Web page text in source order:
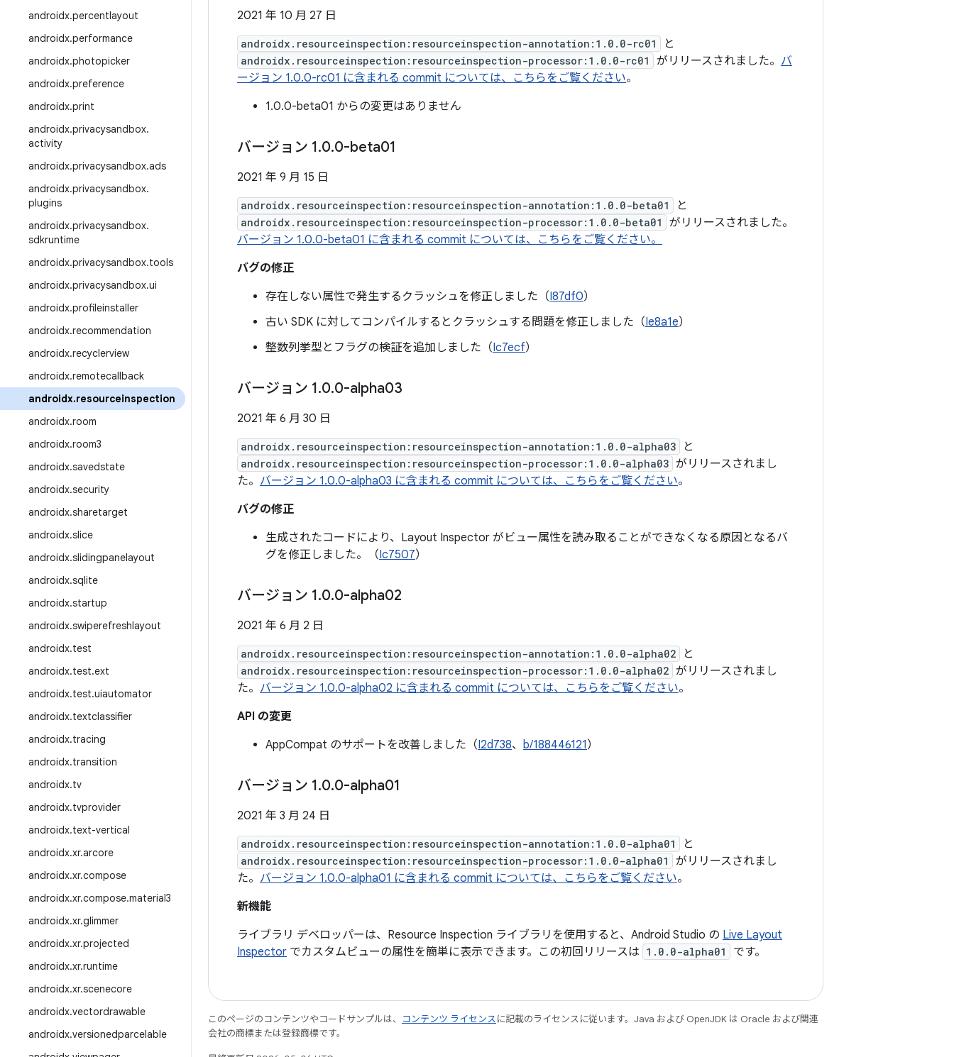
androidx.percentlayout
androidx.performance
androidx.photopicker
androidx.preference
androidx.print
androidx.privacysandbox.
activity
androidx.privacysandbox.ads
androidx.privacysandbox.
plugins
androidx.privacysandbox.
sdkruntime
androidx.privacysandbox.tools
androidx.privacysandbox.ui
androidx.profileinstaller
androidx.recommendation
androidx.recyclerview
androidx.remotecallback
androidx.resourceinspection
androidx.room
androidx.room3
androidx.savedstate
androidx.security
androidx.sharetarget
androidx.slice
androidx.slidingpanelayout
androidx.sqlite
androidx.startup
androidx.swiperefreshlayout
androidx.test
androidx.test.ext
androidx.test.uiautomator
androidx.textclassifier
androidx.tracing
androidx.transition
androidx.tv
androidx.tvprovider
androidx.text-vertical
androidx.xr.arcore
androidx.xr.compose
androidx.xr.compose.material3
androidx.xr.glimmer
androidx.xr.projected
androidx.xr.runtime
androidx.xr.scenecore
androidx.vectordrawable
androidx.versionedparcelable
2021 年 10 月 27 日
androidx.resourceinspection:resourceinspection-annotation:1.0.0-rc01 と
androidx.resourceinspection:resourceinspection-processor:1.0.0-rc01 がリリースされました。 バ
ージョン 1.0.0-rc01 に含まれる commit については、こちらをご覧ください。
1.0.0-beta01 からの変更はありません
バージョン 1.0.0-beta01
2021 年 9 月 15 日
androidx.resourceinspection:resourceinspection-annotation:1.0.0-beta01 と
androidx.resourceinspection:resourceinspection-processor:1.0.0-beta01
がリリースされました。
バージョン 1.0.0-beta01 に含まれる commit については、こちらをご覧ください。
バグの修正
存在しない属性で発生するクラッシュを修正しました（I87df0）
古い SDK に対してコンパイルするとクラッシュする問題を修正しました（Ie8a1e）
整数列挙型とフラグの検証を追加しました（Ic7ecf）
バージョン 1.0.0-alpha03
2021 年 6 月 30 日
androidx.resourceinspection:resourceinspection-annotation:1.0.0-alpha03 と
androidx.resourceinspection:resourceinspection-processor:1.0.0-alpha03 がリリースされまし
た。 バージョン 1.0.0-alpha03 に含まれる commit については、こちらをご覧ください。
バグの修正
生成されたコードにより、Layout Inspector がビュー属性を読み取ることができなくなる原因となるバ
グを修正しました。（Ic7507）
バージョン 1.0.0-alpha02
2021 年 6 月 2 日
androidx.resourceinspection:resourceinspection-annotation:1.0.0-alpha02 と
androidx.resourceinspection:resourceinspection-processor:1.0.0-alpha02 がリリースされまし
た。 バージョン 1.0.0-alpha02 に含まれる commit については、こちらをご覧ください。
API の変更
AppCompat のサポートを改善しました（I2d738、 b/188446121）
バージョン 1.0.0-alpha01
2021 年 3 月 24 日
androidx.resourceinspection:resourceinspection-annotation:1.0.0-alpha01 と
androidx.resourceinspection:resourceinspection-processor:1.0.0-alpha01
がリリースされまし
た。 バージョン 1.0.0-alpha01 に含まれる commit については、こちらをご覧ください。
新機能
ライブラリ デベロッパーは、Resource Inspection ライブラリを使用すると、Android Studio の Live Layout
Inspector でカスタムビューの属性を簡単に表示できます。この初回リリースは 1.0.0-alpha01 です。
このページのコンテンツやコードサンプルは、 コンテンツ ライセンスに記載のライセンスに従います。Java および OpenJDK は Oracle および関連
会社の商標または登録商標です。